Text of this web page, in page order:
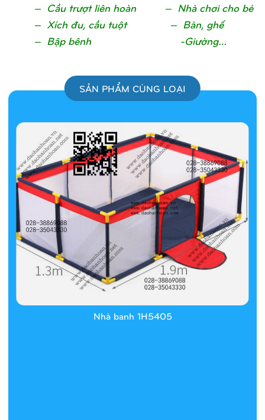
– Cầu trượt liên hoàn – Nhà chơi cho bé
– Xích đu, cầu tuột – Bàn, ghế
– Bập bênh -Giường…
SẢN PHẨM CÙNG LOẠI
Nhà banh 1H5405